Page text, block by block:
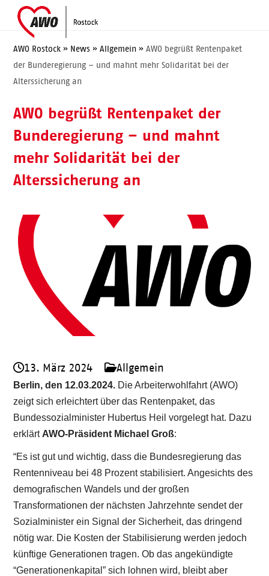
content
Open
mobile
menu
Close
mobile
menu
AWO Rostock » News »Allgemein »AWO begrüßt Rentenpaket
der Bunderegierung – und mahnt mehr Solidarität bei der
Alterssicherung an
AWO begrüßt Rentenpaket der
Bunderegierung – und mahnt
mehr Solidarität bei der
Alterssicherung an
13. März 2024 Allgemein
Berlin, den 12.03.2024. Die Arbeiterwohlfahrt (AWO)
zeigt sich erleichtert über das Rentenpaket, das
Bundessozialminister Hubertus Heil vorgelegt hat. Dazu
erklärt AWO-Präsident Michael Groß:
“Es ist gut und wichtig, dass die Bundesregierung das
Rentenniveau bei 48 Prozent stabilisiert. Angesichts des
demografischen Wandels und der großen
Transformationen der nächsten Jahrzehnte sendet der
Sozialminister ein Signal der Sicherheit, das dringend
nötig war. Die Kosten der Stabilisierung werden jedoch
künftige Generationen tragen. Ob das angekündigte
“Generationenkapital” sich lohnen wird, bleibt aber